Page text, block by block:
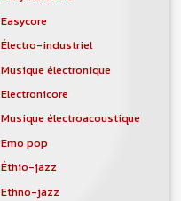
Easycore
Électro-industriel
Musique électronique
Electronicore
Musique électroacoustique
Emo pop
Éthio-jazz
Ethno-jazz